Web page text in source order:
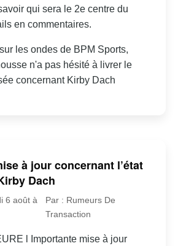
qui sera le 2e centre du
en commentaires.
les ondes de BPM Sports,
n'a pas hésité à livrer le
concernant Kirby Dach
à jour concernant l’état
Dach
6 août à
Par : Rumeurs De
Transaction
l Importante mise à jour